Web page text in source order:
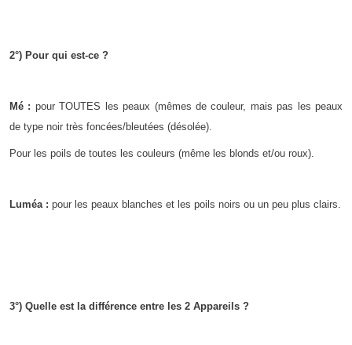
2°) Pour qui est-ce ?
Mé : pour TOUTES les peaux (mêmes de couleur, mais pas les peaux
de type noir très foncées/bleutées (désolée).
Pour les poils de toutes les couleurs (même les blonds et/ou roux).
Luméa : pour les peaux blanches et les poils noirs ou un peu plus clairs.
3°) Quelle est la différence entre les 2 Appareils ?